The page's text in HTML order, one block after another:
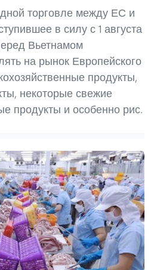
торговле между ЕС и
в силу с 1 августа
Вьетнамом
на рынок Европейского
продукты,
некоторые свежие
продукты и особенно рис.